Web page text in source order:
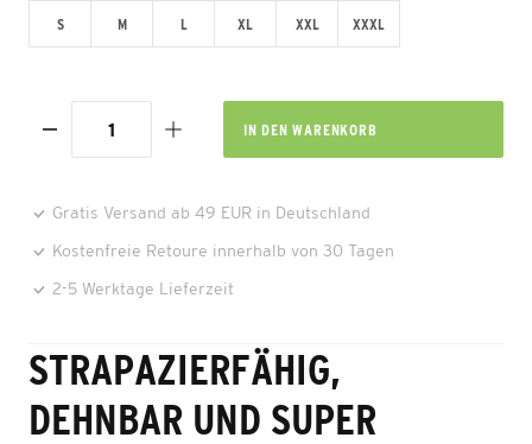
S M L XL XXL XXXL
IN DEN WARENKORB
Gratis Versand ab 49 EUR in Deutschland
Kostenfreie Retoure innerhalb von 30 Tagen
2-5 Werktage Lieferzeit
STRAPAZIERFÄHIG,
DEHNBAR UND SUPER